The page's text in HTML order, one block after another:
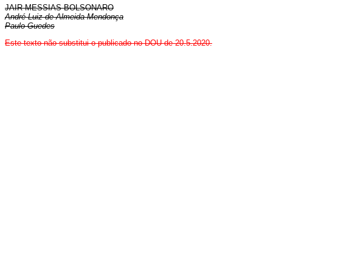
JAIR MESSIAS BOLSONARO
André Luiz de Almeida Mendonça
Paulo Guedes
Este texto não substitui o publicado no DOU de 20.5.2020.